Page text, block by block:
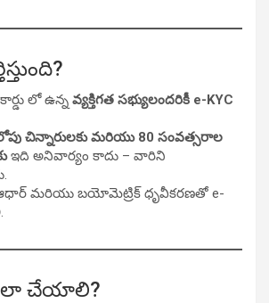
లో ఉన్న వ్యక్తిగత సభ్యులందరికీ e-KYC
చిన్నారులకు మరియు 80 సంవత్సరాల
ఇది అనివార్యం కాదు – వారిని
మరియు బయోమెట్రిక్ ధృవీకరణతో e-
ఎలా చేయాలి?